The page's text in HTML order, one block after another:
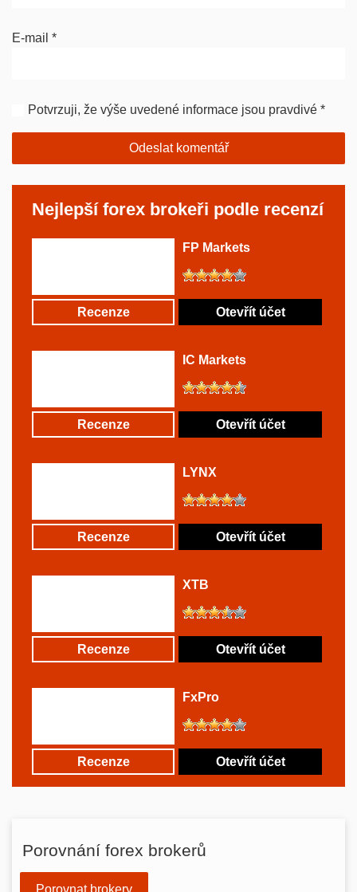
E-mail *
Potvrzuji, že výše uvedené informace jsou pravdivé *
Nejlepší forex brokeři podle recenzí
FP Markets
Recenze Otevřít účet
IC Markets
Recenze Otevřít účet
LYNX
Recenze Otevřít účet
XTB
Recenze Otevřít účet
FxPro
Recenze Otevřít účet
Porovnání forex brokerů